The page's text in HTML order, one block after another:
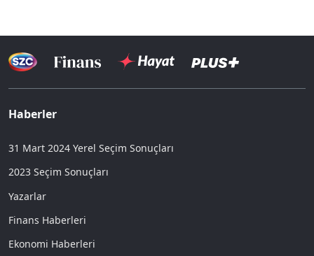
Haberler
31 Mart 2024 Yerel Seçim Sonuçları
2023 Seçim Sonuçları
Yazarlar
Finans Haberleri
Ekonomi Haberleri